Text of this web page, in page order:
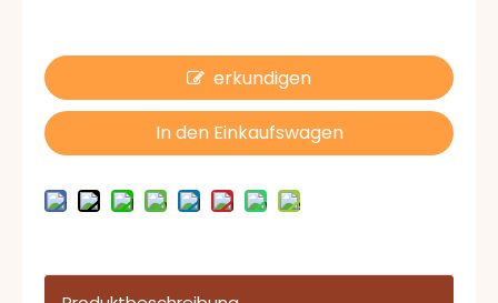
erkundigen
In den Einkaufswagen